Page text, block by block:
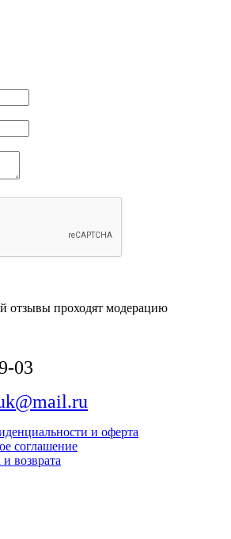
отзывы проходят модерацию
03
и оферта
соглашение
возврата